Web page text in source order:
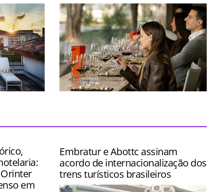
em
Embratur e Abottc assinam
acordo de internacionalização dos
trens turísticos brasileiros